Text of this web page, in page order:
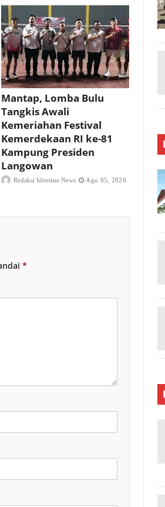
Mantap, Lomba Bulu
Tangkis Awali
Kemeriahan Festival
Kemerdekaan RI ke-81
Kampung Presiden
Langowan
Redaksi Identitas News Agu 05, 2026
*